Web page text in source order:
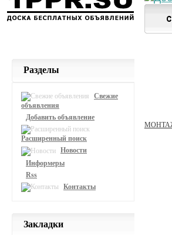
Разделы
Свежие
объявления
Добавить объявление
Расширенный поиск
Новости
Информеры
Rss
Контакты
Закладки